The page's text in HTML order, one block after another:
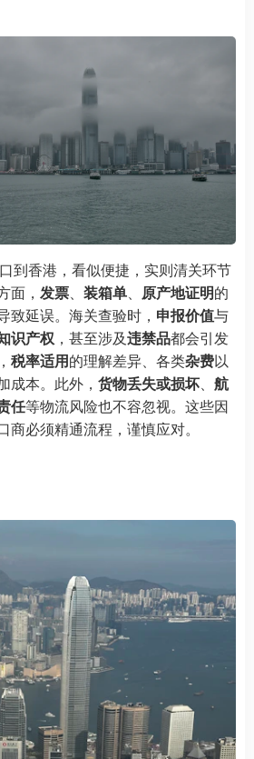
到香港，看似便捷，实则清关环节
面， 发票、 装箱单、 原产地证明的
致延误。海关查验时， 申报价值与
识产权 ，甚至涉及违禁品都会引发
税率适用的理解差异、各类杂费以
成本。此外， 货物丢失或损坏、 航
任等物流风险也不容忽视。这些因
必须精通流程，谨慎应对。